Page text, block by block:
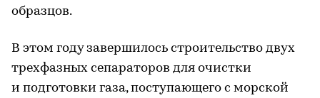
образцов.
В этом году завершилось строительство двух
трехфазных сепараторов для очистки
и подготовки газа, поступающего с морской